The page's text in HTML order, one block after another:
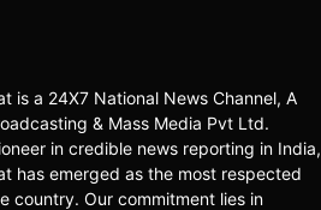
is a 24X7 National News Channel, A
& Mass Media Pvt Ltd.
in credible news reporting in India,
has emerged as the most respected
country. Our commitment lies in